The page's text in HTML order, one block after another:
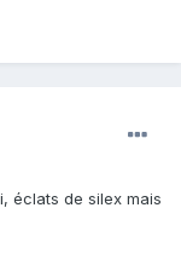
éclats de silex mais